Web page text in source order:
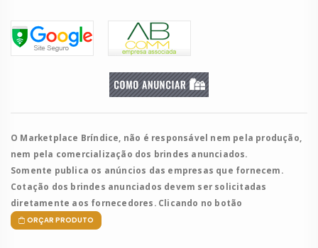
O Marketplace Bríndice, não é responsável nem pela produção,
nem pela comercialização dos brindes anunciados.
Somente publica os anúncios das empresas que fornecem.
Cotação dos brindes anunciados devem ser solicitadas
diretamente aos fornecedores. Clicando no botão
ORÇAR PRODUTO